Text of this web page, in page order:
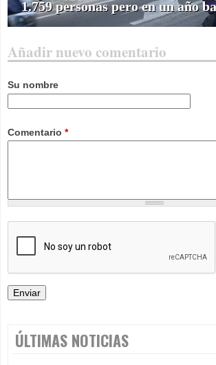
1.759 personas pero en un año
Añadir nuevo comentario
Su nombre
Comentario *
ÚLTIMAS NOTICIAS